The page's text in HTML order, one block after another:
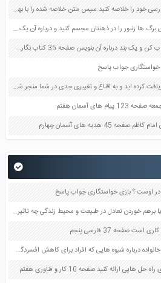
یکی از درس های مندرج در کتاب درسی خود را خلاصه کنید سپس متن خلاصه شده را با بهره گیری از روش های دسته بندی نمودار جدول نقشه مفهومی نشان دهید صفحه 118 نگارش یازدهم
یکی از صدا های آبشار به هم خوردن برگ ها زنبور را در ذهنتان مجسم کنید و درباره آن یک بند بنویسید صفحه 11 نگارش پنجم
یکی از دو موضوع را به دلخواه انتخاب کن و یک بند درباره آن بنویس صفحه 35 کتاب نگارش فارسی سوم
خواستگاری جواب پاسخ
یکی از موثرترین پیام هایی را که دریافت کرده اید و به اقناع و تغییری جدی در شما منجر شده است برسی کنید و علت این تاثیر گذاری قابل توجه را بنویسید صفحه 52 تفکر و سواد رسانه ای دهم
های آسمان هفتم
هدیه های آسمان چهارم
اوست ؟ بازی خواستگاری جواب پاسخ
اقدامات عمرانی انسان ها در ایجاد یا برهم خوردن تعادل در طبیعت و محیط زندگی چه تاثیری دارد صفحه 63 تفکر و پژوهش هفتم
صفحه 37 فارسی پنجم
با مراجعه به تجربیات خود و اعضای خانواده درباره شیوه هایی که افراد برای کاهش افسردگی و دستیابی به شادی به کار می برند تحقیق کنید و نتیجه را به کلاس گزارش دهید فعالیت در منزل صفحه 150 کتاب تفکر و سبک زندگی هشتم
کنید صفحه 10 کار و فناوری هفتم